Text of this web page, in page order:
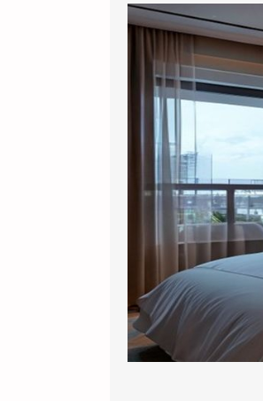
出差住酒店，
个频道翻了
频。这是大